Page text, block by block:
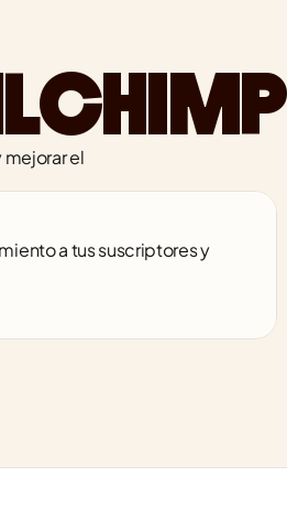
el
a tus suscriptores y